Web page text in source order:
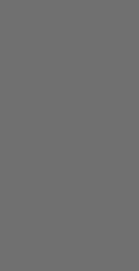
Ihren